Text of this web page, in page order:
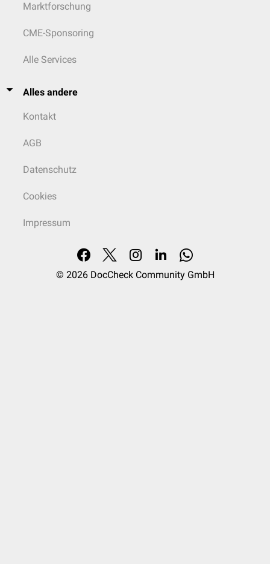
Marktforschung
CME-Sponsoring
Alle Services
Alles andere
Kontakt
AGB
Datenschutz
Cookies
Impressum
© 2026 DocCheck Community GmbH